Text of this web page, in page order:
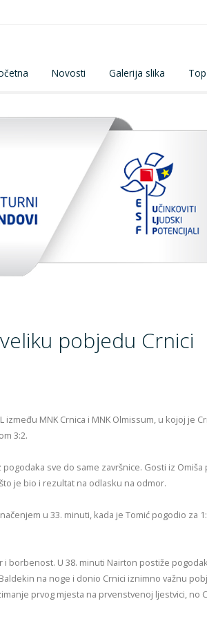
Novosti Galerija slika
pobjedu Crnici
MNK Crnica i MNK Olmissum, u kojoj je
3:2.
sve do same završnice. Gosti iz Omiša
je bio i rezultat na odlasku na odmor.
u 33. minuti, kada je Tomić pogodio za
borbenost. U 38. minuti Nairton postiže
na noge i donio Crnici iznimno važnu
prvog mjesta na prvenstvenoj ljestvici, no